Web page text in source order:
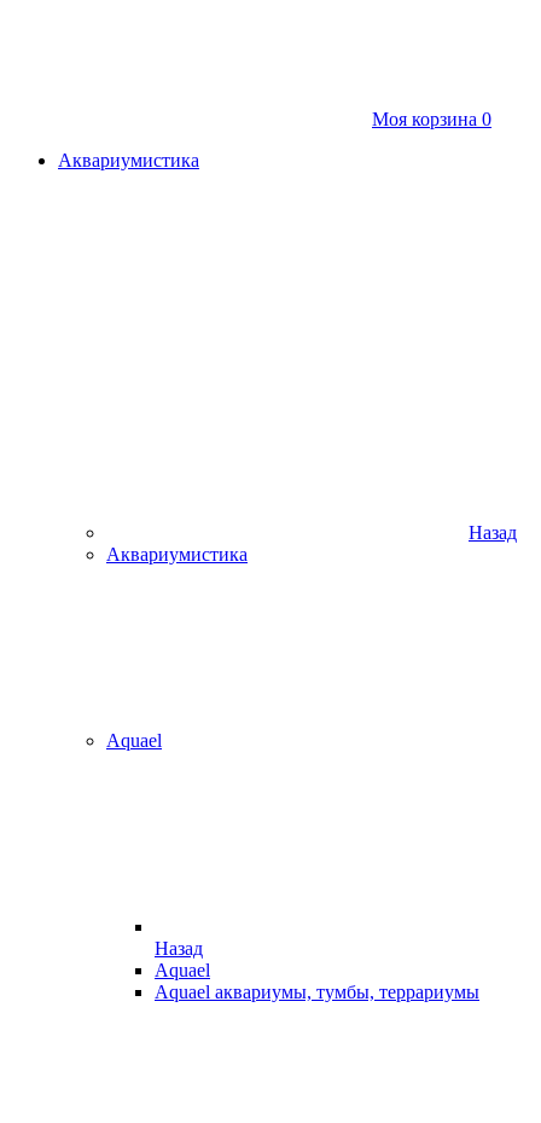
Моя корзина 0
Аквариумистика
Назад
Аквариумистика
Aquael
Назад
Aquael
Aquael аквариумы, тумбы, террариумы